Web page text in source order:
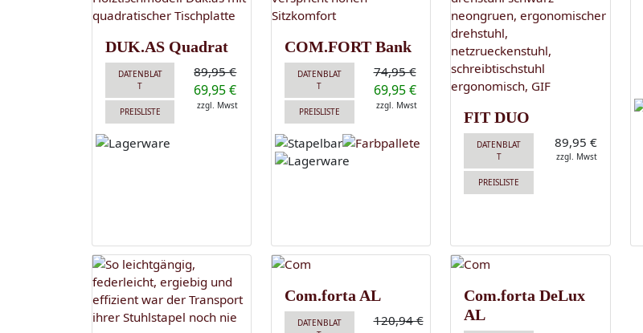
DUK.AS Quadrat
DATENBLAT
T
PREISLISTE
89,95 €
69,95 €
zzgl. Mwst
COM.FORT Bank
DATENBLAT
T
PREISLISTE
74,95 €
69,95 €
zzgl. Mwst
FIT DUO
DATENBLAT
T
PREISLISTE
89,95 €
zzgl. Mwst
Com.forta AL
DATENBLAT
120,94 €
Com.forta DeLux
AL